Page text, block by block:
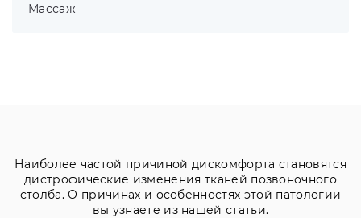
Массаж
Наиболее частой причиной дискомфорта становятся
дистрофические изменения тканей позвоночного
столба. О причинах и особенностях этой патологии
вы узнаете из нашей статьи.